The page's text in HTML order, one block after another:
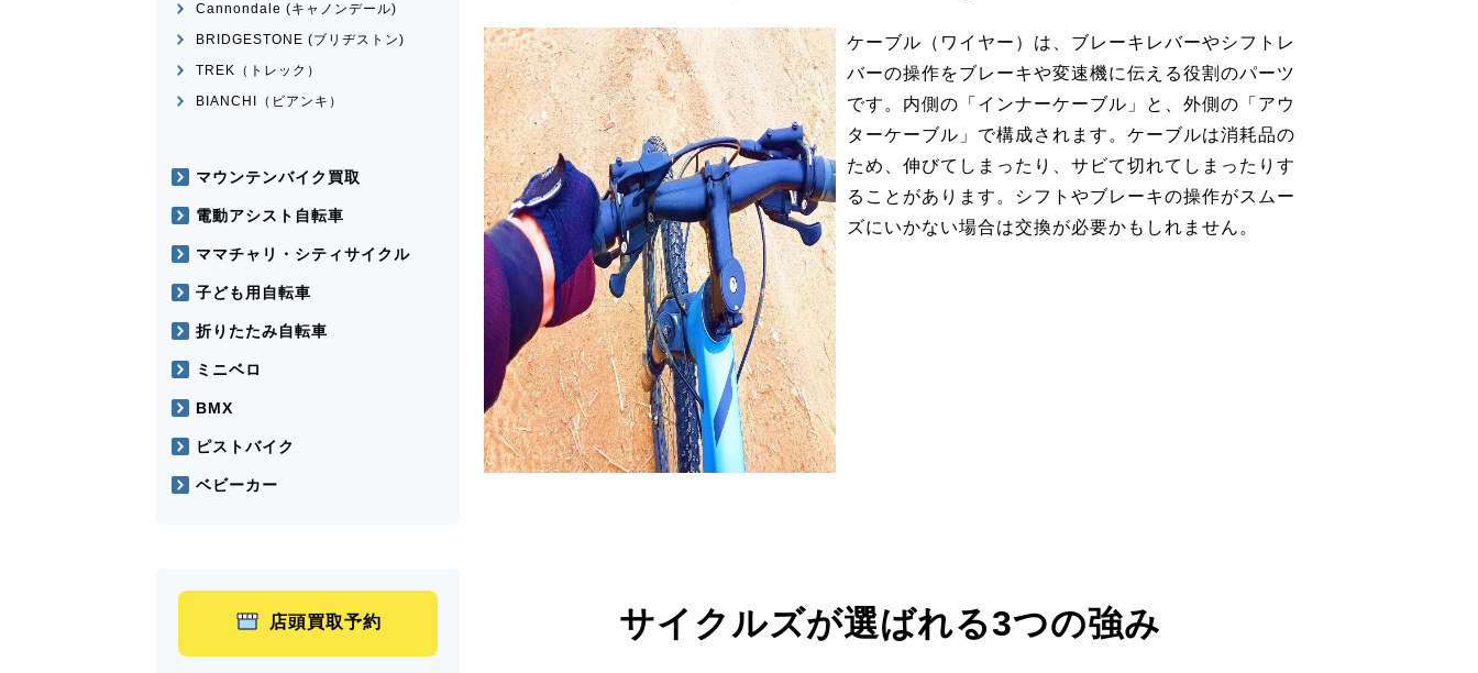
ケーブル（ワイヤー）は、ブレーキレバーやシフトレ
バーの操作をブレーキや変速機に伝える役割のパーツ
です。内側の「インナーケーブル」と、外側の「アウ
ターケーブル」で構成されます。ケーブルは消耗品の
ため、伸びてしまったり、サビて切れてしまったりす
ることがあります。シフトやブレーキの操作がスムー
ズにいかない場合は交換が必要かもしれません。
サイクルズが選ばれる3つの強み
Cannondale (キャノンデール)
BRIDGESTONE (ブリヂストン)
TREK（トレック）
BIANCHI（ビアンキ）
マウンテンバイク買取
電動アシスト自転車
ママチャリ・シティサイクル
子ども用自転車
折りたたみ自転車
ミニベロ
BMX
ピストバイク
ベビーカー
店頭買取予約